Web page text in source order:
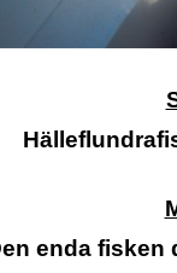
enda fisken